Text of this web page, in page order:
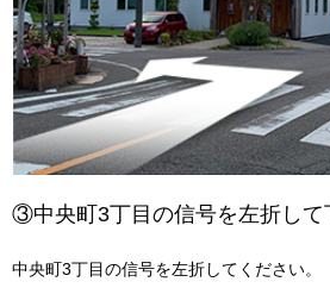
③中央町3丁目の信号を左折して
中央町3丁目の信号を左折してください。